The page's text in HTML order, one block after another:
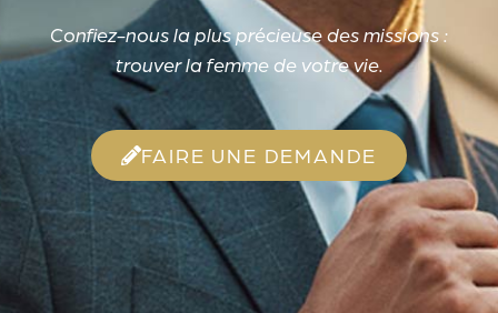
Confiez-nous la plus précieuse des missions :
trouver la femme de votre vie.
FAIRE UNE DEMANDE